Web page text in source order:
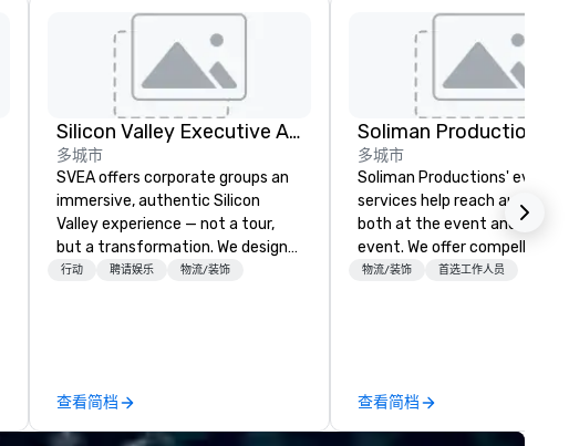
Silicon Valley Executive Academy
多城市
SVEA offers corporate groups an
immersive, authentic Silicon
Valley experience — not a tour,
but a transformation. We design
and facilitate custom executive
delegations, incentive groups, and
corporate offsites. Whether your
行动 聘请娱乐 物流/装饰
查看简档
Soliman Productions
多城市
Soliman Productions' event
services help reach
both at the event and
event. We offer compelling
photography and
to be disseminated across
media platforms, our event
物流/装饰 首选工作人员
查看简档